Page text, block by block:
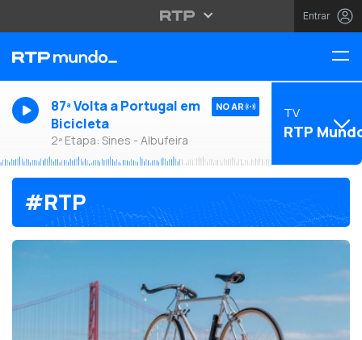
Entrar
87ª Volta a Portugal em
Bicicleta
2ª Etapa: Sines - Albufeira
NO AR TV
RTP
#RTP